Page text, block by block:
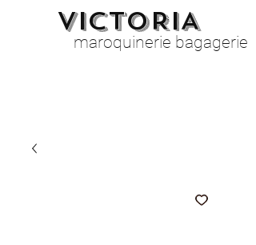
VICTORIA
maroquinerie bagagerie